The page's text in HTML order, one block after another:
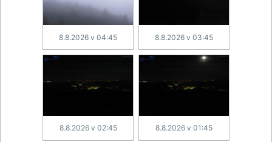
8.8.2026 v 04:45 8.8.2026 v 03:45
8.8.2026 v 02:45 8.8.2026 v 01:45